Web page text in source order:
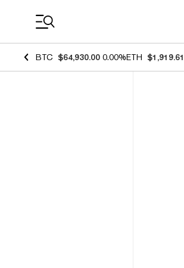
BTC $64,930.00 0.00%ETH $1,919.61